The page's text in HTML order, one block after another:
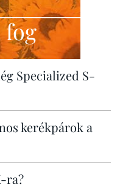
fog
Specialized S-
kerékpárok a
ra?